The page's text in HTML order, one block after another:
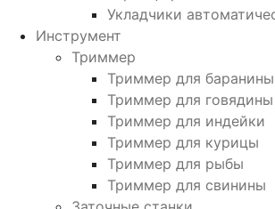
Укладчики
Инструмент
Триммер
Триммер для баранины
Триммер для говядины
Триммер для индейки
Триммер для курицы
Триммер для рыбы
Триммер для свинины